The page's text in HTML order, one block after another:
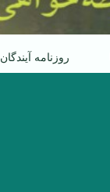
روزنامه آیندگان